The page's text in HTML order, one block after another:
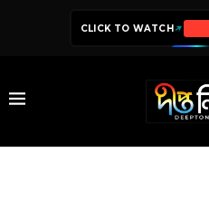
CLICK TO WATCH